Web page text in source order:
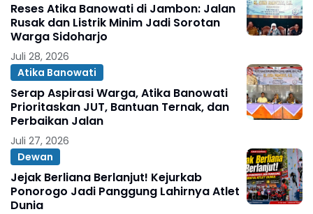
Reses Atika Banowati di Jambon: Jalan
Rusak dan Listrik Minim Jadi Sorotan
Warga Sidoharjo
Juli 28, 2026
Atika Banowati
Serap Aspirasi Warga, Atika Banowati
Prioritaskan JUT, Bantuan Ternak, dan
Perbaikan Jalan
Juli 27, 2026
Dewan
Jejak Berliana Berlanjut! Kejurkab
Ponorogo Jadi Panggung Lahirnya Atlet
Dunia